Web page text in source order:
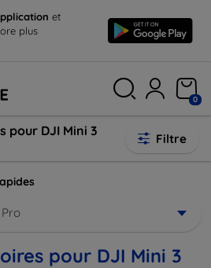
et
plus
0
pour DJI Mini 3
Filtre
pour DJI Mini 3